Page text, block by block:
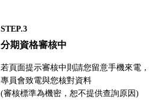
STEP.3
分期資格審核中
若頁面提示審核中則請您留意手機來電，
專員會致電與您核對資料
(審核標準為機密，恕不提供查詢原因)